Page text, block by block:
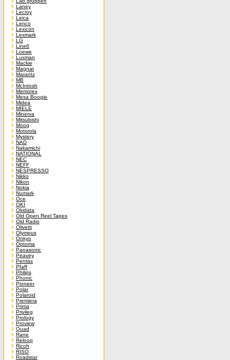
Laney
Lecroy
Leica
Lenco
Lexicon
Lexmark
LG
Line6
Loewe
Luxman
Mackie
Magnat
Marantz
MB
McIntosh
Memorex
Mesa Boogie
Midea
MIELE
Minerva
Mitsubishi
Moog
Motorola
Mystery
NAD
Nakamichi
NATIONAL
NEC
NEFF
NESPRESSO
Nikko
Nikon
Nokia
Numark
Oce
OKI
Okidata
Old Open Reel Tapes
Old Radio
Olivetti
Olympus
Onkyo
Optoma
Panasonic
Peavey
Pentax
Pfaff
Philips
Phonic
Pioneer
Polar
Polaroid
Premiera
Prima
Privileg
Prology
Proview
Quad
Rane
Reloop
Ricoh
RISO
Roadstar